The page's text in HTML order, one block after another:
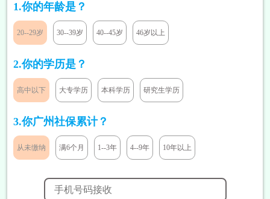
1.你的年龄是？
20--29岁 30--39岁 40--45岁 46岁以上
2.你的学历是？
高中以下 大专学历 本科学历 研究生学历
3.你广州社保累计？
从未缴纳 满6个月 1--3年 4--9年 10年以上
136****7047 暂未符合
189****2466
138****9527 符合条件
131****7811